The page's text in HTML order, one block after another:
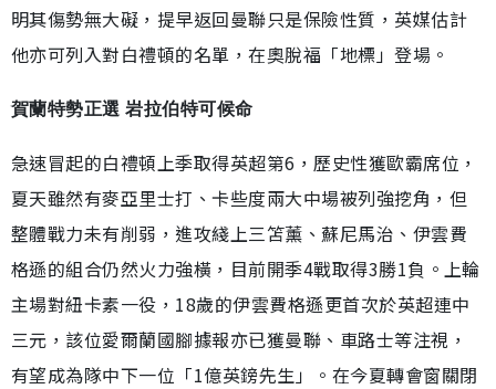
明其傷勢無大礙，提早返回曼聯只是保險性質，英媒估計
他亦可列入對白禮頓的名單，在奧脫福「地標」登場。
賀蘭特勢正選 岩拉伯特可候命
急速冒起的白禮頓上季取得英超第6，歷史性獲歐霸席位，
夏天雖然有麥亞里士打、卡些度兩大中場被列強挖角，但
整體戰力未有削弱，進攻綫上三笘薰、蘇尼馬治、伊雲費
格遜的組合仍然火力強橫，目前開季4戰取得3勝1負。上輪
主場對紐卡素一役，18歲的伊雲費格遜更首次於英超連中
三元，該位愛爾蘭國腳據報亦已獲曼聯、車路士等注視，
有望成為隊中下一位「1億英鎊先生」。在今夏轉會窗關閉